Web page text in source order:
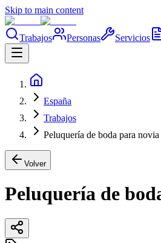
Skip to main content
Trabajos Personas Servicios
España
Trabajos
Peluquería de boda para novia
Volver
Peluquería de